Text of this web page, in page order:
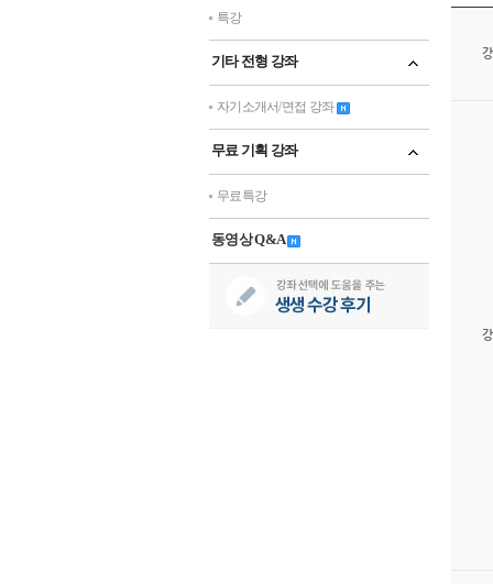
특강
기타 전형 강좌
자기소개서/면접 강좌
무료 기획 강좌
무료특강
동영상 Q&A